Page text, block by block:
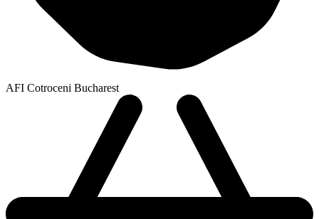
AFI Cotroceni Bucharest